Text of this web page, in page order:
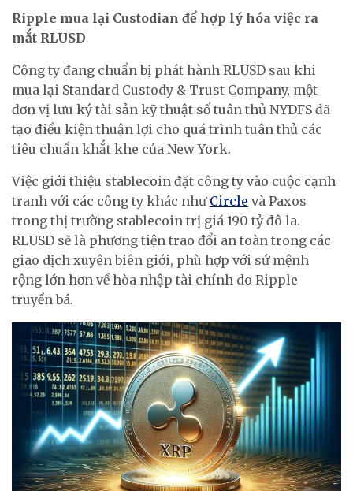
Ripple mua lại Custodian để hợp lý hóa việc ra
mắt RLUSD
Công ty đang chuẩn bị phát hành RLUSD sau khi
mua lại Standard Custody & Trust Company, một
đơn vị lưu ký tài sản kỹ thuật số tuân thủ NYDFS đã
tạo điều kiện thuận lợi cho quá trình tuân thủ các
tiêu chuẩn khắt khe của New York.
Việc giới thiệu stablecoin đặt công ty vào cuộc cạnh
tranh với các công ty khác như Circle và Paxos
trong thị trường stablecoin trị giá 190 tỷ đô la.
RLUSD sẽ là phương tiện trao đổi an toàn trong các
giao dịch xuyên biên giới, phù hợp với sứ mệnh
rộng lớn hơn về hòa nhập tài chính do Ripple
truyền bá.